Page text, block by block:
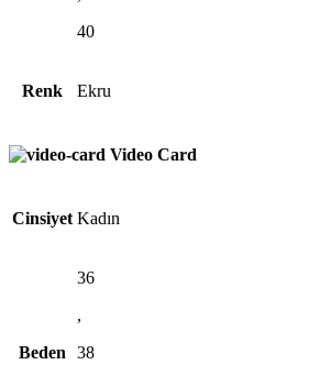
40
Renk Ekru
Video Card
Cinsiyet Kadın
Beden
36
,
38